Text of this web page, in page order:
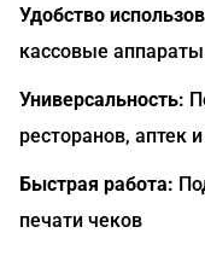
Удобство
кассовые
Универсальность:
ресторанов, аптек
Быстрая работа:
печати чеков